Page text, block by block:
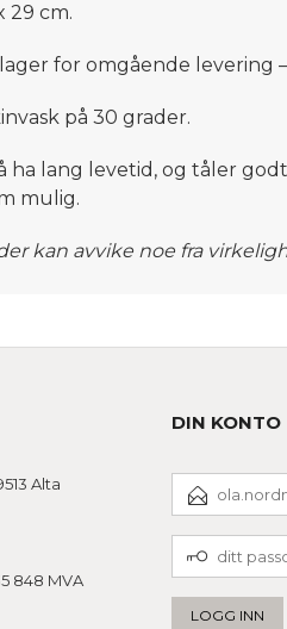
29 cm.
for omgående levering
på 30 grader.
ha lang levetid, og tåler
mulig.
kan avvike noe fra
Alta
848 MVA
DIN KONTO
POSTADRESSE
PASSORD